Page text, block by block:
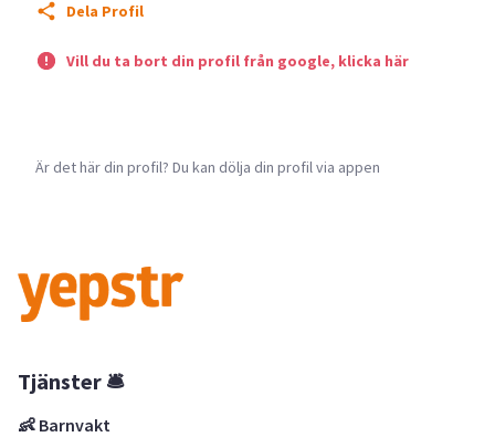
Dela Profil
Vill du ta bort din profil från google, klicka här
Är det här din profil? Du kan dölja din profil via appen
Tjänster 🛎
👶 Barnvakt